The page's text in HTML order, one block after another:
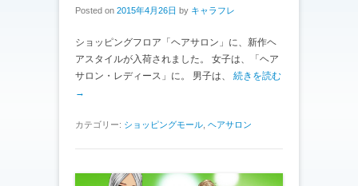
Posted on 2015年4月26日 by キャラフレ
ショッピングフロア「ヘアサロン」に、新作ヘ
アスタイルが入荷されました。 女子は、「ヘア
サロン・レディース」に。 男子は、 続きを読む
→
カテゴリー: ショッピングモール ヘアサロン